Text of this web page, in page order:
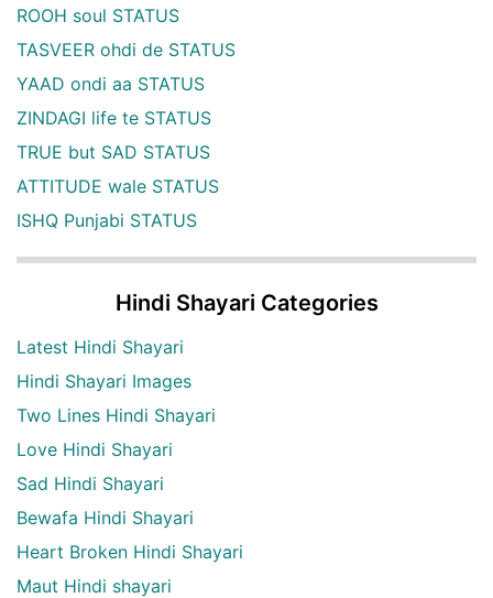
ROOH soul STATUS
TASVEER ohdi de STATUS
YAAD ondi aa STATUS
ZINDAGI life te STATUS
TRUE but SAD STATUS
ATTITUDE wale STATUS
ISHQ Punjabi STATUS
Hindi Shayari Categories
Latest Hindi Shayari
Hindi Shayari Images
Two Lines Hindi Shayari
Love Hindi Shayari
Sad Hindi Shayari
Bewafa Hindi Shayari
Heart Broken Hindi Shayari
Maut Hindi shayari